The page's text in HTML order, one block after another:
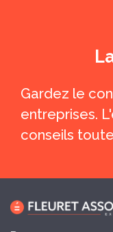
Gardez le
entreprises.
conseils